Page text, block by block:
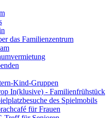
das Familienzentrum
Kind-Gruppen
In(klusive) - Familienfrühstück
des Spielmobils
für Frauen